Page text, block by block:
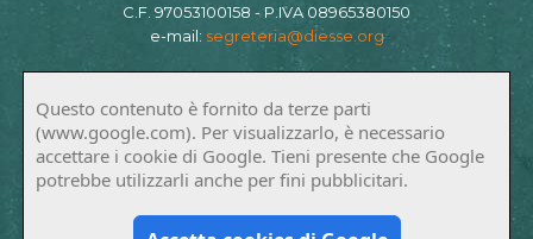
C.F. 97053100158 - P.IVA 08965380150
e-mail: segreteria@diesse.org
Questo contenuto è fornito da terze parti
(www.google.com). Per visualizzarlo, è necessario
accettare i cookie di Google. Tieni presente che Google
potrebbe utilizzarli anche per fini pubblicitari.